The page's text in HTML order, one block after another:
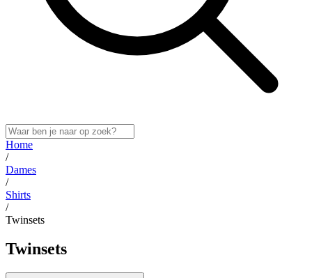
Home
/
Dames
/
Shirts
/
Twinsets
Twinsets